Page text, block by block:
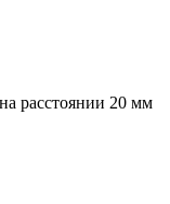
расстоянии 20 мм